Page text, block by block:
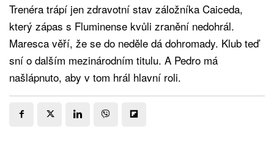
Trenéra trápí jen zdravotní stav záložníka Caiceda,
který zápas s Fluminense kvůli zranění nedohrál.
Maresca věří, že se do neděle dá dohromady. Klub teď
sní o dalším mezinárodním titulu. A Pedro má
našlápnuto, aby v tom hrál hlavní roli.